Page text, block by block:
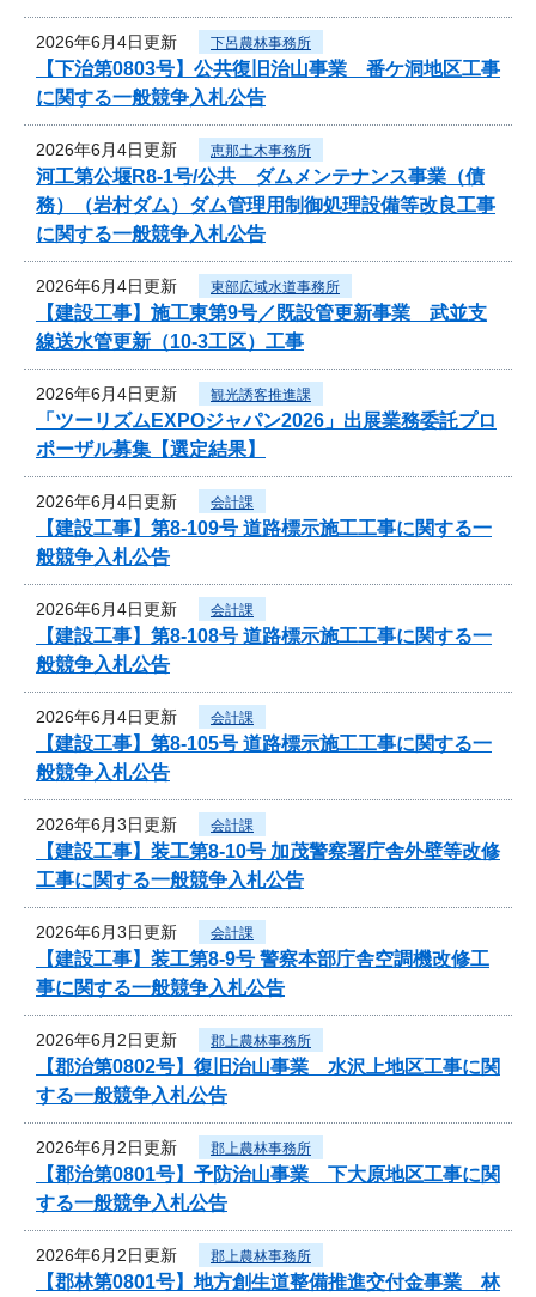
2026年6月4日更新 下呂農林事務所
【下治第0803号】公共復旧治山事業 番ケ洞地区工事
に関する一般競争入札公告
2026年6月4日更新 恵那土木事務所
河工第公堰R8-1号/公共 ダムメンテナンス事業（債
務）（岩村ダム）ダム管理用制御処理設備等改良工事
に関する一般競争入札公告
2026年6月4日更新 東部広域水道事務所
【建設工事】施工東第9号／既設管更新事業 武並支
線送水管更新（10-3工区）工事
2026年6月4日更新 観光誘客推進課
「ツーリズムEXPOジャパン2026」出展業務委託プロ
ポーザル募集【選定結果】
2026年6月4日更新 会計課
【建設工事】第8-109号 道路標示施工工事に関する一
般競争入札公告
2026年6月4日更新 会計課
【建設工事】第8-108号 道路標示施工工事に関する一
般競争入札公告
2026年6月4日更新 会計課
【建設工事】第8-105号 道路標示施工工事に関する一
般競争入札公告
2026年6月3日更新 会計課
【建設工事】装工第8-10号 加茂警察署庁舎外壁等改修
工事に関する一般競争入札公告
2026年6月3日更新 会計課
【建設工事】装工第8-9号 警察本部庁舎空調機改修工
事に関する一般競争入札公告
2026年6月2日更新 郡上農林事務所
【郡治第0802号】復旧治山事業 水沢上地区工事に関
する一般競争入札公告
2026年6月2日更新 郡上農林事務所
【郡治第0801号】予防治山事業 下大原地区工事に関
する一般競争入札公告
2026年6月2日更新 郡上農林事務所
【郡林第0801号】地方創生道整備推進交付金事業 林